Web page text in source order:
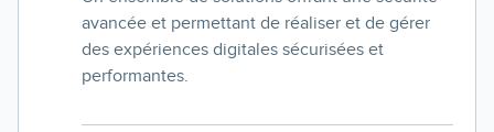
avancée et permettant de réaliser et de gérer
des expériences digitales sécurisées et
performantes.